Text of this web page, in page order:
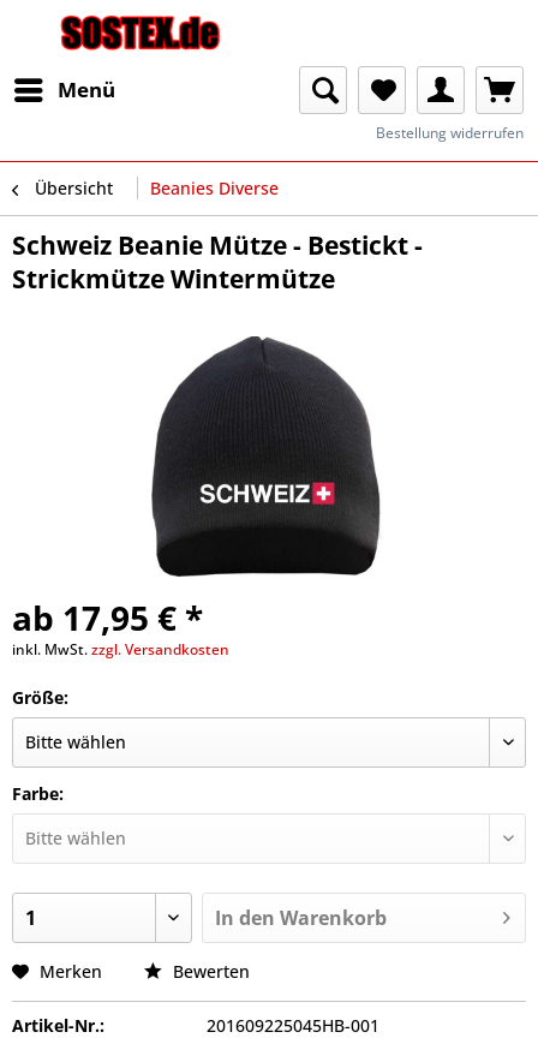
Menü
Bestellung widerrufen
Übersicht Beanies Diverse
Schweiz Beanie Mütze - Bestickt -
Strickmütze Wintermütze
ab 17,95 € *
inkl. MwSt.zzgl. Versandkosten
Größe:
Farbe:
In den Warenkorb
Merken Bewerten
Artikel-Nr.:
201609225045HB-001